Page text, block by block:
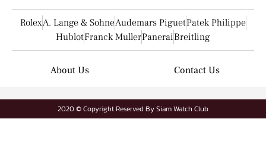
RolexA. Lange & SohneAudemars PiguetPatek Philippe
HublotFranck MullerPaneraiBreitling
About Us Contact Us
2020 © Copyright Reserved By Siam Watch Club